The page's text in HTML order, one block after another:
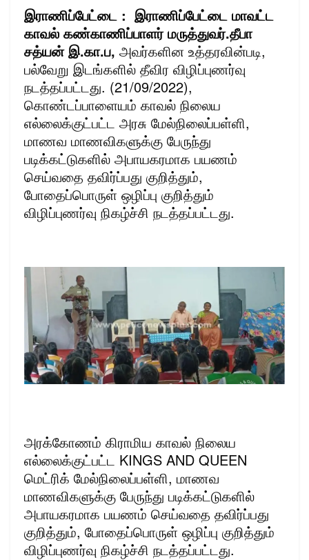
இராணிப்பேட்டை : இராணிப்பேட்டை மாவட்ட
காவல் கண்காணிப்பாளர் மருத்துவர்.தீபா
சத்யன் இ.கா.ப, அவர்களின உத்தரவின்படி,
பல்வேறு இடங்களில் தீவிர விழிப்புணர்வு
நடத்தப்பட்டது. (21/09/2022),
கொண்டப்பாளையம் காவல் நிலைய
எல்லைக்குட்பட்ட அரசு மேல்நிலைப்பள்ளி,
மாணவ மாணவிகளுக்கு பேருந்து
படிக்கட்டுகளில் அபாயகரமாக பயணம்
செய்வதை தவிர்ப்பது குறித்தும்,
போதைப்பொருள் ஒழிப்பு குறித்தும்
விழிப்புணர்வு நிகழ்ச்சி நடத்தப்பட்டது.
அரக்கோணம் கிராமிய காவல் நிலைய
எல்லைக்குட்பட்ட KINGS AND QUEEN
மெட்ரிக் மேல்நிலைப்பள்ளி, மாணவ
மாணவிகளுக்கு பேருந்து படிக்கட்டுகளில்
அபாயகரமாக பயணம் செய்வதை தவிர்ப்பது
குறித்தும், போதைப்பொருள் ஒழிப்பு குறித்தும்
விழிப்புணர்வு நிகழ்ச்சி நடத்தப்பட்டது.